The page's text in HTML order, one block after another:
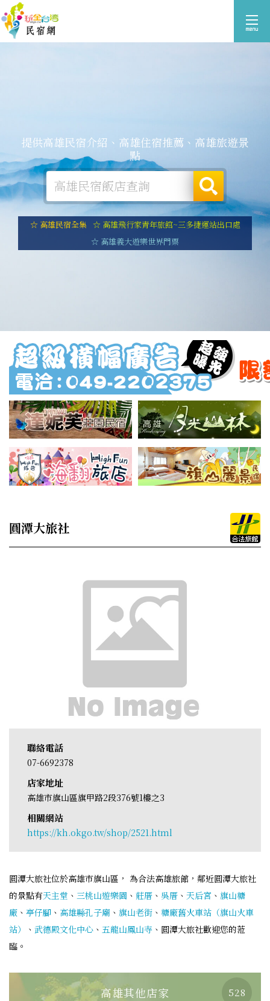
提供高雄民宿介紹、高雄住宿推薦、高雄旅遊景
點
☆ 高雄民宿全集
☆ 高雄飛行家青年旅館~三多捷運站出口處
☆ 高雄義大遊樂世界門票
圓潭大旅社
聯絡電話
07-6692378
店家地址
高雄市旗山區旗甲路2段376號1樓之3
相關網站
https://kh.okgo.tw/shop/2521.html
圓潭大旅社位於高雄市旗山區， 為合法高雄旅館，鄰近圓潭大旅社
的景點有天主堂 、 三桃山遊樂園 、 莊厝 、 吳厝 、 天后宮 、 旗山糖
廠 、 亭仔腳 、 高雄縣孔子廟 、 旗山老街 、 糖廠舊火車站（旗山火車
站）
、 武德殿文化中心 、 五龍山鳳山寺 、圓潭大旅社歡迎您的蒞
臨。
高雄其他店家 528